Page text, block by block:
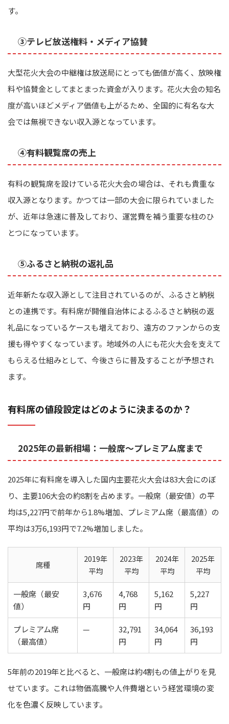
す。
③テレビ放送権料・メディア協賛
大型花火大会の中継権は放送局にとっても価値が高く、放映権
料や協賛金としてまとまった資金が入ります。花火大会の知名
度が高いほどメディア価値も上がるため、全国的に有名な大
会では無視できない収入源となっています。
④有料観覧席の売上
有料の観覧席を設けている花火大会の場合は、それも貴重な
収入源となります。かつては一部の大会に限られていました
が、近年は急速に普及しており、運営費を補う重要な柱のひ
とつになっています。
⑤ふるさと納税の返礼品
近年新たな収入源として注目されているのが、ふるさと納税
との連携です。有料席が開催自治体によるふるさと納税の返
礼品になっているケースも増えており、遠方のファンからの支
援も得やすくなっています。地域外の人にも花火大会を支えて
もらえる仕組みとして、今後さらに普及することが予想され
ます。
有料席の値段設定はどのように決まるのか？
2025年の最新相場：一般席〜プレミアム席まで
2025年に有料席を導入した国内主要花火大会は83大会にのぼ
り、主要106大会の約8割を占めます。一般席（最安値）の平
均は5,227円で前年から1.8%増加、プレミアム席（最高値）の
平均は3万6,193円で7.2%増加しました。
席種
2019年
平均
2023年
平均
2024年
平均
2025年
平均
一般席（最安
値）
3,676
円
4,768
円
5,162
円
5,227
円
プレミアム席
（最高値）
—
32,791
円
34,064
円
36,193
円
5年前の2019年と比べると、一般席は約4割もの値上がりを見
せています。これは物価高騰や人件費増という経営環境の変
化を色濃く反映しています。